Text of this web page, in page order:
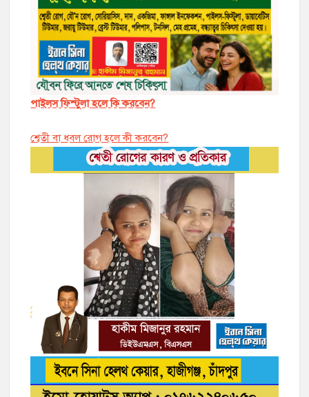
পাইলস ফিস্টুলা হলে কি করবেন?
শ্বেতী বা ধবল রোগ হলে কী করবেন?